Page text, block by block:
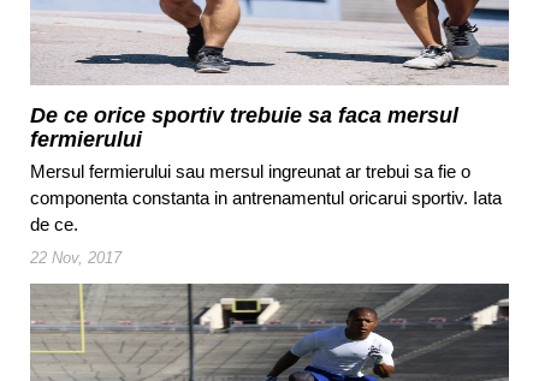
De ce orice sportiv trebuie sa faca mersul
fermierului
Mersul fermierului sau mersul ingreunat ar trebui sa fie o
componenta constanta in antrenamentul oricarui sportiv. Iata
de ce.
22 Nov, 2017